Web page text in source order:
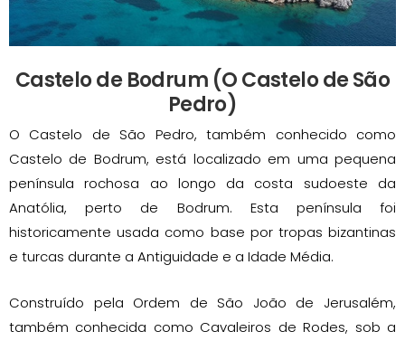
Castelo de Bodrum (O Castelo de São
Pedro)
O Castelo de São Pedro, também conhecido como
Castelo de Bodrum, está localizado em uma pequena
península rochosa ao longo da costa sudoeste da
Anatólia, perto de Bodrum. Esta península foi
historicamente usada como base por tropas bizantinas
e turcas durante a Antiguidade e a Idade Média.
Construído pela Ordem de São João de Jerusalém,
também conhecida como Cavaleiros de Rodes, sob a